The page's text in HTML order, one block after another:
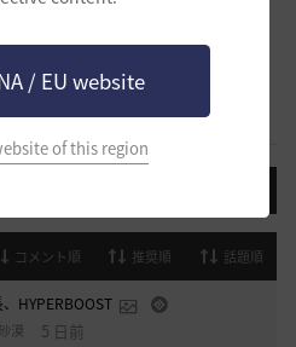
/ EU website
of this region
て話し合える自由掲示板です。
コメント順 推奨順 話題順
HYPERBOOST
漠 5 日前